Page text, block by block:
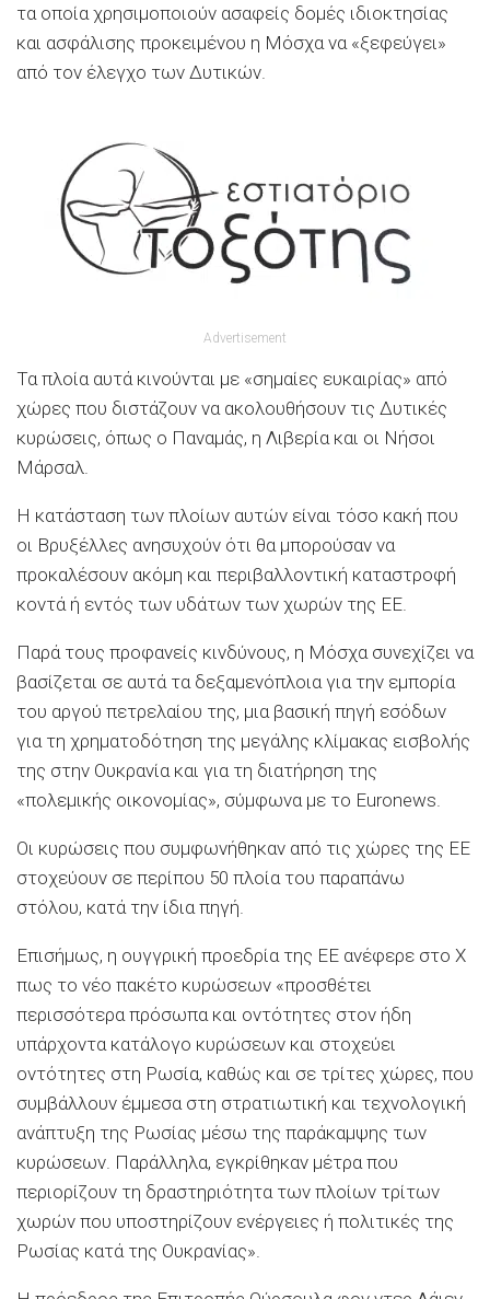
τα οποία χρησιμοποιούν ασαφείς δομές ιδιοκτησίας
και ασφάλισης προκειμένου η Μόσχα να «ξεφεύγει»
από τον έλεγχο των Δυτικών.
Advertisement
Τα πλοία αυτά κινούνται με «σημαίες ευκαιρίας» από
χώρες που διστάζουν να ακολουθήσουν τις Δυτικές
κυρώσεις, όπως ο Παναμάς, η Λιβερία και οι Νήσοι
Μάρσαλ.
Η κατάσταση των πλοίων αυτών είναι τόσο κακή που
οι Βρυξέλλες ανησυχούν ότι θα μπορούσαν να
προκαλέσουν ακόμη και περιβαλλοντική καταστροφή
κοντά ή εντός των υδάτων των χωρών της ΕΕ.
Παρά τους προφανείς κινδύνους, η Μόσχα συνεχίζει να
βασίζεται σε αυτά τα δεξαμενόπλοια για την εμπορία
του αργού πετρελαίου της, μια βασική πηγή εσόδων
για τη χρηματοδότηση της μεγάλης κλίμακας εισβολής
της στην Ουκρανία και για τη διατήρηση της
«πολεμικής οικονομίας», σύμφωνα με το Euronews.
Οι κυρώσεις που συμφωνήθηκαν από τις χώρες της ΕΕ
στοχεύουν σε περίπου 50 πλοία του παραπάνω
στόλου, κατά την ίδια πηγή.
Επισήμως, η ουγγρική προεδρία της ΕΕ ανέφερε στο Χ
πως το νέο πακέτο κυρώσεων «προσθέτει
περισσότερα πρόσωπα και οντότητες στον ήδη
υπάρχοντα κατάλογο κυρώσεων και στοχεύει
οντότητες στη Ρωσία, καθώς και σε τρίτες χώρες, που
συμβάλλουν έμμεσα στη στρατιωτική και τεχνολογική
ανάπτυξη της Ρωσίας μέσω της παράκαμψης των
κυρώσεων. Παράλληλα, εγκρίθηκαν μέτρα που
περιορίζουν τη δραστηριότητα των πλοίων τρίτων
χωρών που υποστηρίζουν ενέργειες ή πολιτικές της
Ρωσίας κατά της Ουκρανίας».